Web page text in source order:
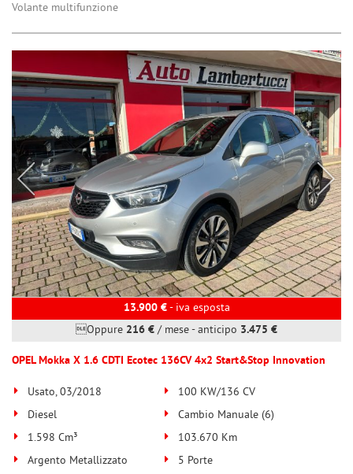
Volante multifunzione
13.900 €- iva esposta
Oppure 216 € / mese-anticipo 3.475 €
OPEL Mokka X 1.6 CDTI Ecotec 136CV 4x2 Start&Stop Innovation
Usato, 03/2018
100 KW/136 CV
Diesel
Cambio Manuale (6)
1.598 Cm³
103.670 Km
Argento Metallizzato
5 Porte